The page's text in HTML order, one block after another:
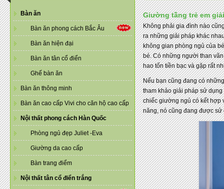
Bàn ăn
Bàn ăn phong cách Bắc Âu
Bàn ăn hiện đại
Bàn ăn tân cổ điển
Ghế bàn ăn
Bàn ăn thông minh
Bàn ăn cao cấp Vivi cho căn hộ cao cấp
Nội thất phong cách Hàn Quốc
Phòng ngủ đẹp Juliet -Eva
Giường da cao cấp
Bàn trang điểm
Nội thất tân cổ điển trắng
Giường tầng trẻ em
Không phải gia đình nào
ra những giải pháp khác
không gian phòng ngủ của
bé. Có những người than
hao tốn tiền bạc và gặp rất
Nếu bạn cũng đang có
tham khảo giải pháp sử
chiếc giường ngủ có kết hợp
năng, nó cũng đang được